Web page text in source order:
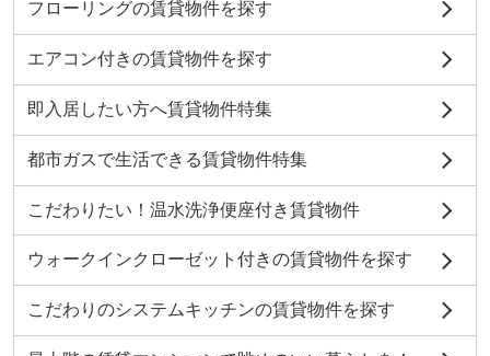
フローリングの賃貸物件を探す
エアコン付きの賃貸物件を探す
即入居したい方へ賃貸物件特集
都市ガスで生活できる賃貸物件特集
こだわりたい！温水洗浄便座付き賃貸物件
ウォークインクローゼット付きの賃貸物件を探す
こだわりのシステムキッチンの賃貸物件を探す